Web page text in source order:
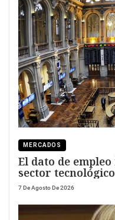
MERCADOS
El dato de
sector tecnológico
7 De Agosto De 2026